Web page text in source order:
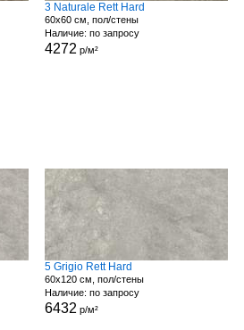
3 Naturale Rett Hard
60x60 см, пол/стены
Наличие: по запросу
4272 р/м²
5 Grigio Rett Hard
60x120 см, пол/стены
Наличие: по запросу
6432 р/м²